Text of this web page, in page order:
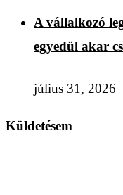
A vállalkozó
egyedül akar
július 31, 2026
Küldetésem